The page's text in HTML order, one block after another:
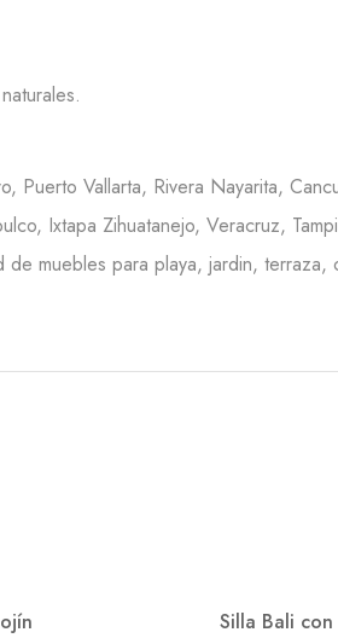
Puerto Vallarta, Rivera Nayarita,
Ixtapa Zihuatanejo, Veracruz,
muebles para playa, jardin,
Silla Bali